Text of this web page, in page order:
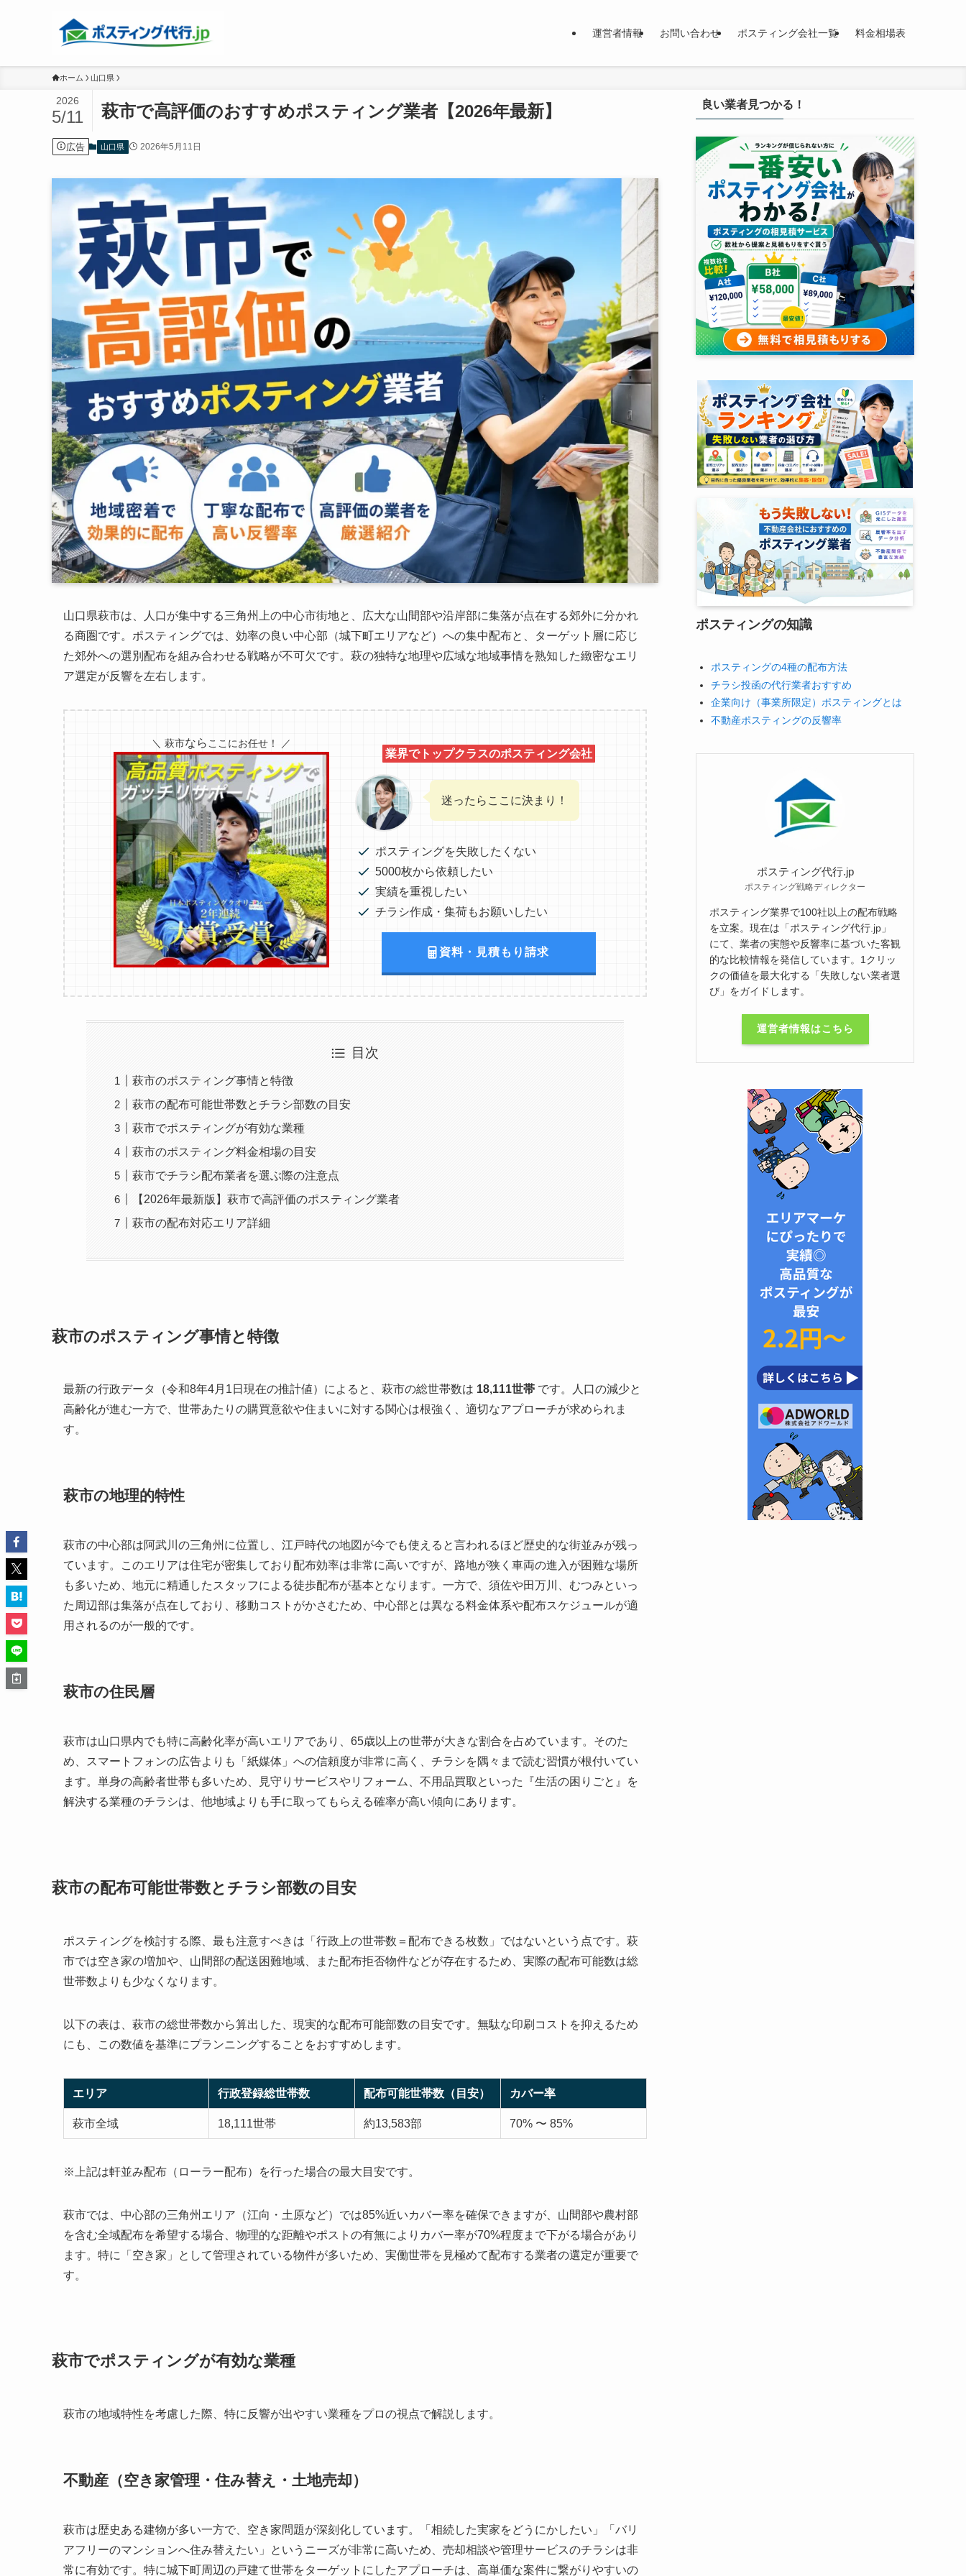
運営者情報 お問い合わせ ポスティング会社一覧 料金相場表
ホーム 山口県
萩市で高評価のおすすめポスティング業者【2026年最新】
2026
5/11
広告 山口県 2026年5月11日
山口県萩市は、人口が集中する三角州上の中心市街地と、広大な山間部や沿岸部に集落が点在する郊外に分かれ
る商圏です。ポスティングでは、効率の良い中心部（城下町エリアなど）への集中配布と、ターゲット層に応じ
た郊外への選別配布を組み合わせる戦略が不可欠です。萩の独特な地理や広域な地域事情を熟知した緻密なエリ
ア選定が反響を左右します。
＼ 萩市なら ここにお任せ！ ／
業界でトップクラスのポスティング会社
迷ったらここに決まり！
ポスティングを失敗したくない
5000枚から依頼したい
実績を重視したい
チラシ作成・集荷もお願いしたい
資料・見積もり請求
目次
萩市のポスティング事情と特徴
萩市の配布可能世帯数とチラシ部数の目安
萩市でポスティングが有効な業種
萩市のポスティング料金相場の目安
萩市でチラシ配布業者を選ぶ際の注意点
【2026年最新版】萩市で高評価のポスティング業者
萩市の配布対応エリア詳細
萩市のポスティング事情と特徴
最新の行政データ（令和8年4月1日現在の推計値）によると、萩市の総世帯数は 18,111世帯 です。人口の減少と
高齢化が進む一方で、世帯あたりの購買意欲や住まいに対する関心は根強く、適切なアプローチが求められま
す。
萩市の地理的特性
萩市の中心部は阿武川の三角州に位置し、江戸時代の地図が今でも使えると言われるほど歴史的な街並みが残っ
ています。このエリアは住宅が密集しており配布効率は非常に高いですが、路地が狭く車両の進入が困難な場所
も多いため、地元に精通したスタッフによる徒歩配布が基本となります。一方で、須佐や田万川、むつみといっ
た周辺部は集落が点在しており、移動コストがかさむため、中心部とは異なる料金体系や配布スケジュールが適
用されるのが一般的です。
萩市の住民層
萩市は山口県内でも特に高齢化率が高いエリアであり、65歳以上の世帯が大きな割合を占めています。そのた
め、スマートフォンの広告よりも「紙媒体」への信頼度が非常に高く、チラシを隅々まで読む習慣が根付いてい
ます。単身の高齢者世帯も多いため、見守りサービスやリフォーム、不用品買取といった『生活の困りごと』を
解決する業種のチラシは、他地域よりも手に取ってもらえる確率が高い傾向にあります。
萩市の配布可能世帯数とチラシ部数の目安
ポスティングを検討する際、最も注意すべきは「行政上の世帯数＝配布できる枚数」ではないという点です。萩
市では空き家の増加や、山間部の配送困難地域、また配布拒否物件などが存在するため、実際の配布可能数は総
世帯数よりも少なくなります。
以下の表は、萩市の総世帯数から算出した、現実的な配布可能部数の目安です。無駄な印刷コストを抑えるため
にも、この数値を基準にプランニングすることをおすすめします。
エリア 行政登録総世帯数 配布可能世帯数（目安） カバー率
萩市全域 18,111世帯 約13,583部 70% 〜 85%
※上記は軒並み配布（ローラー配布）を行った場合の最大目安です。
萩市では、中心部の三角州エリア（江向・土原など）では85%近いカバー率を確保できますが、山間部や農村部
を含む全域配布を希望する場合、物理的な距離やポストの有無によりカバー率が70%程度まで下がる場合があり
ます。特に「空き家」として管理されている物件が多いため、実働世帯を見極めて配布する業者の選定が重要で
す。
萩市でポスティングが有効な業種
萩市の地域特性を考慮した際、特に反響が出やすい業種をプロの視点で解説します。
不動産（空き家管理・住み替え・土地売却）
萩市は歴史ある建物が多い一方で、空き家問題が深刻化しています。「相続した実家をどうにかしたい」「バリ
アフリーのマンションへ住み替えたい」というニーズが非常に高いため、売却相談や管理サービスのチラシは非
常に有効です。特に城下町周辺の戸建て世帯をターゲットにしたアプローチは、高単価な案件に繋がりやすいの
良い業者見つかる！
ポスティングの知識
ポスティングの4種の配布方法
チラシ投函の代行業者おすすめ
企業向け（事業所限定）ポスティングとは
不動産ポスティングの反響率
ポスティング代行.jp
ポスティング戦略ディレクター
ポスティング業界で100社以上の配布戦略
を立案。現在は「ポスティング代行.jp」
にて、業者の実態や反響率に基づいた客観
的な比較情報を発信しています。1クリッ
クの価値を最大化する「失敗しない業者選
び」をガイドします。
運営者情報はこちら